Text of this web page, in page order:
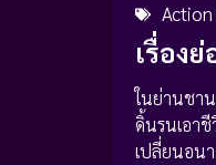
เรื่อง
ในย่านชา
ดิ้นรนเอา
เปลี่ยนอนา